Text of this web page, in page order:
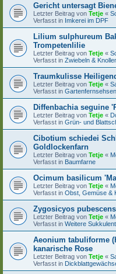
Gericht untersagt
Letzter Beitrag von Tetje «
Verfasst in Imkerei im DPF
Lilium sulphureum
Trompetenlilie
Letzter Beitrag von Tetje «
Verfasst in Zwiebeln &
Traumkulisse
Letzter Beitrag von Tetje «
Verfasst in
Diffenbachia seguine
Letzter Beitrag von Tetje «
Verfasst in Grün- und
Cibotium schiedei
Goldlockenfarn
Letzter Beitrag von Tetje «
Verfasst in Baumfarne
Ocimum basilicum
Letzter Beitrag von Tetje «
Verfasst in Obst, Gemüse &
Zygosicyos
Letzter Beitrag von Tetje «
Verfasst in Weitere
Aeonium tabuliforme
kanarische Rose
Letzter Beitrag von Tetje «
Verfasst in